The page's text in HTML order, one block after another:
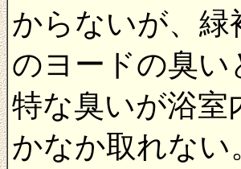
からないが、緑
のヨードの臭
特な臭いが浴室
かなか取れない